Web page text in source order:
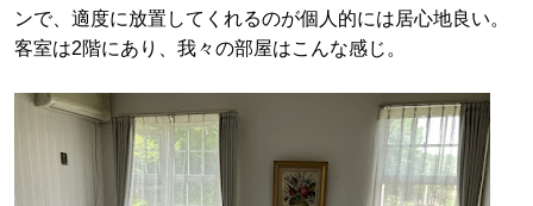
ンで、適度に放置してくれるのが個人的には居心地良い。
客室は2階にあり、我々の部屋はこんな感じ。